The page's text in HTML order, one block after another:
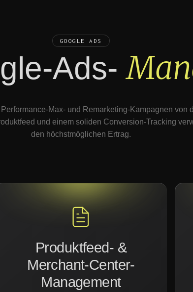
GOOGLE ADS
Ads-
Max- und Remarketing-Kampagnen von
und einem soliden Conversion-Tracking
den höchstmöglichen Ertrag.
Produktfeed- &
Merchant-Center-
Management